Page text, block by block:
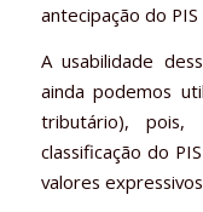
antecipação do PIS
A usabilidade
ainda podemos
tributário), pois,
classificação do
valores